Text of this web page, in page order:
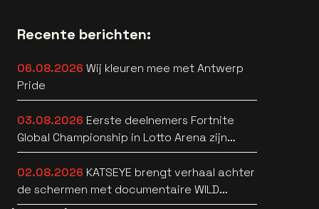
Recente berichten:
06.08.2026 Wij kleuren mee met Antwerp
Pride
03.08.2026 Eerste deelnemers Fortnite
Global Championship in Lotto Arena zijn
bekend
02.08.2026 KATSEYE brengt verhaal achter
de schermen met documentaire WILD